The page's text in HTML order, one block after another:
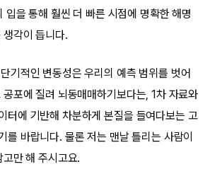
입을 통해 훨씬 더 빠른 시점에 명확한 해명
각이 듭니다.
기적인 변동성은 우리의 예측 범위를 벗어
포에 질려 뇌동매매하기보다는, 1차 자료와
터에 기반해 차분하게 본질을 들여다보는 고
를 바랍니다. 물론 저는 맨날 틀리는 사람이
만 해 주시고요.